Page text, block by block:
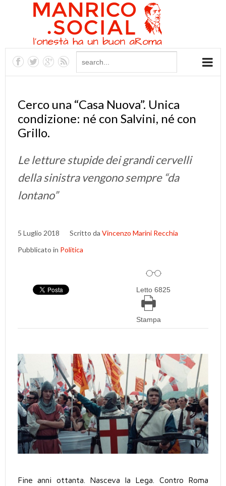
Cerco una “Casa Nuova”. Unica
condizione: né con Salvini, né con
Grillo.
Le letture stupide dei grandi cervelli
della sinistra vengono sempre “da
lontano”
5 Luglio 2018 Scritto da Vincenzo Marini Recchia
Pubblicato in Politica
Letto 6825
Stampa
Fine anni ottanta. Nasceva la Lega. Contro Roma